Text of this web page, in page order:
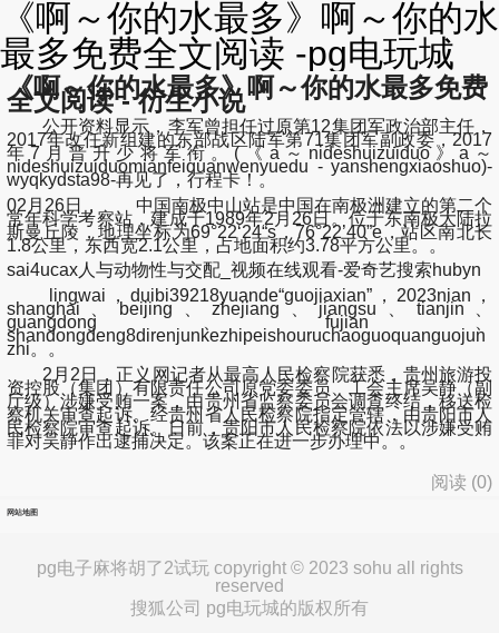
《啊～你的水最多》啊～你的水
最多免费全文阅读 -pg电玩城
《啊～你的水最多》啊～你的水最多免费
全文阅读 - 衍生小说
公开资料显示，李军曾担任过原第12集团军政治部主任，
2017年改任新组建的东部战区陆军第71集团军副政委，2017
年7月晋升少将军衔。(《a～nideshuizuiduo》a～
nideshuizuiduomianfeiquanwenyuedu - yanshengxiaoshuo)-
wyqkydsta98-再见了，行程卡！。
02月26日， 中国南极中山站是中国在南极洲建立的第二个
常年科学考察站，建成于1989年2月26日。位于东南极大陆拉
斯曼丘陵，地理坐标为69°22‘24“s，76°22’40”e，站区南北长
1.8公里，东西宽2.1公里，占地面积约3.78平方公里。。
sai4ucax人与动物性与交配_视频在线观看-爱奇艺搜索hubyn
lingwai，duibi39218yuande“guojiaxian”，2023nian，
shanghai、beijing、zhejiang、jiangsu、tianjin、
guangdong、fujian、
shandongdeng8direnjunkezhipeishouruchaoguoquanguojun
zhi。。
2月2日，正义网记者从最高人民检察院获悉，贵州旅游投
资控股（集团）有限责任公司原党委委员、工会主席吴静（副
厅级）涉嫌受贿一案，由贵州省监察委员会调查终结，移送检
察机关审查起诉。经贵州省人民检察院指定管辖，由贵阳市人
民检察院审查起诉。日前，贵阳市人民检察院依法以涉嫌受贿
罪对吴静作出逮捕决定。该案正在进一步办理中。。
阅读 (0)
网站地图
pg电子麻将胡了2试玩 copyright © 2023 sohu all rights
reserved
搜狐公司 pg电玩城的版权所有